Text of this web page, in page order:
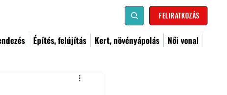
FELIRATKOZÁS
Építés, felújítás Kert, növényápolás
Női vonal